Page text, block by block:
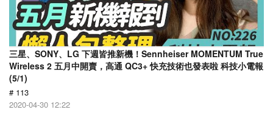
三星、SONY、LG 下週皆推新機！Sennheiser MOMENTUM True
Wireless 2 五月中開賣，高通 QC3+ 快充技術也發表啦 科技小電報
(5/1)
# 113
2020-04-30 12:22